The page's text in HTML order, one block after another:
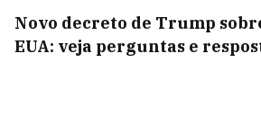
Novo decreto de Trump
EUA: veja perguntas e